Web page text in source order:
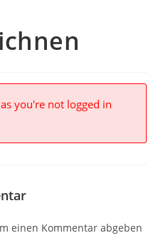
you're not logged in
einen Kommentar abgeben